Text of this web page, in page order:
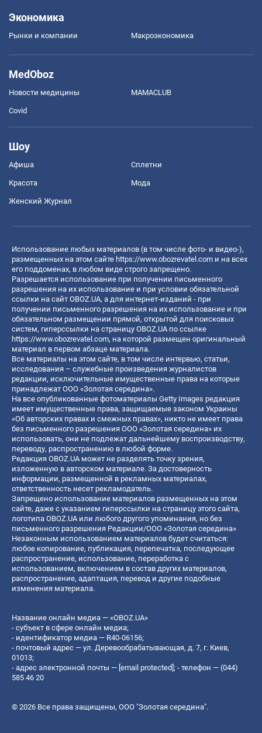
Экономика
Рынки и компании Mакроэкономика
MedOboz
Новости медицины MAMACLUB
Covid
Шоу
Афиша Сплетни
Красота Мода
Женский Журнал
Использование любых материалов (в том числе фото- и видео-),
размещенных на этом сайте https://www.obozrevatel.com и на всех
его поддоменах, в любом виде строго запрещено.
Разрешается использование при получении письменного
разрешения на их использование и при условии обязательной
ссылки на сайт OBOZ.UA, а для интернет-изданий - при
получении письменного разрешения на их использование и при
обязательном размещении прямой, открытой для поисковых
систем, гиперссылки на страницу OBOZ.UA по ссылке
https://www.obozrevatel.com, на которой размещен оригинальный
материал в первом абзаце материала.
Все материалы на этом сайте, в том числе интервью, статьи,
исследования – служебные произведения журналистов
редакции, исключительные имущественные права на которые
принадлежат ООО «Золотая середина».
На все опубликованные фотоматериалы Getty Images редакция
имеет имущественные права, защищаемые законом Украины
«Об авторских правах и смежных правах», никто не имеет права
без письменного разрешения ООО «Золотая середина» их
использовать, они не подлежат дальнейшему воспроизводству,
переводу, распространению в любой форме.
Редакция OBOZ.UA может не разделять точку зрения,
изложенную в авторском материале. За достоверность
информации, размещенной в рекламных материалах,
ответственность несет рекламодатель.
Запрещено использование материалов размещенных на этом
сайте, даже с указанием гиперссылки на страницу этого сайта,
логотипа OBOZ.UA или любого другого упоминания, но без
письменного разрешения Редакции/ООО «Золотая середина»
Незаконным использованием материалов будет считаться:
любое копирование, публикация, перепечатка, последующее
распространение, использование, переработка с
использованием, включением в состав других материалов,
распространение, адаптация, перевод и другие подобные
изменения материала.
Название онлайн медиа — «OBOZ.UA»
- субъект в сфере онлайн медиа;
- идентификатор медиа — R40-06156;
- почтовый адрес — ул. Деревообрабатывающая, д. 7, г. Киев,
01013;
- адрес электронной почты — [email protected]; - телефон — (044)
585 46 20
© 2026 Все права защищены, ООО "Золотая середина".